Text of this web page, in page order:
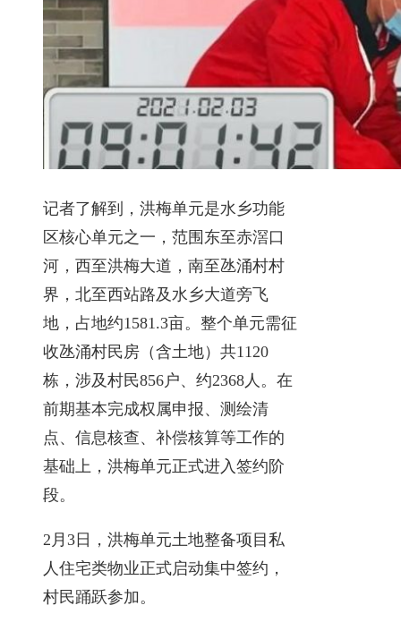
记者了解到，洪梅单元是水乡功能
区核心单元之一，范围东至赤滘口
河，西至洪梅大道，南至氹涌村村
界，北至西站路及水乡大道旁飞
地，占地约1581.3亩。整个单元需征
收氹涌村民房（含土地）共1120
栋，涉及村民856户、约2368人。在
前期基本完成权属申报、测绘清
点、信息核查、补偿核算等工作的
基础上，洪梅单元正式进入签约阶
段。
2月3日，洪梅单元土地整备项目私
人住宅类物业正式启动集中签约，
村民踊跃参加。